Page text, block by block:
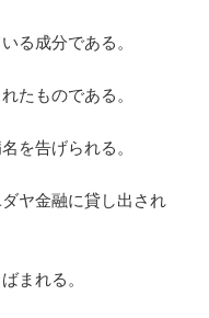
る成分である。
たものである。
を告げられる。
ヤ金融に貸し出され
まれる。